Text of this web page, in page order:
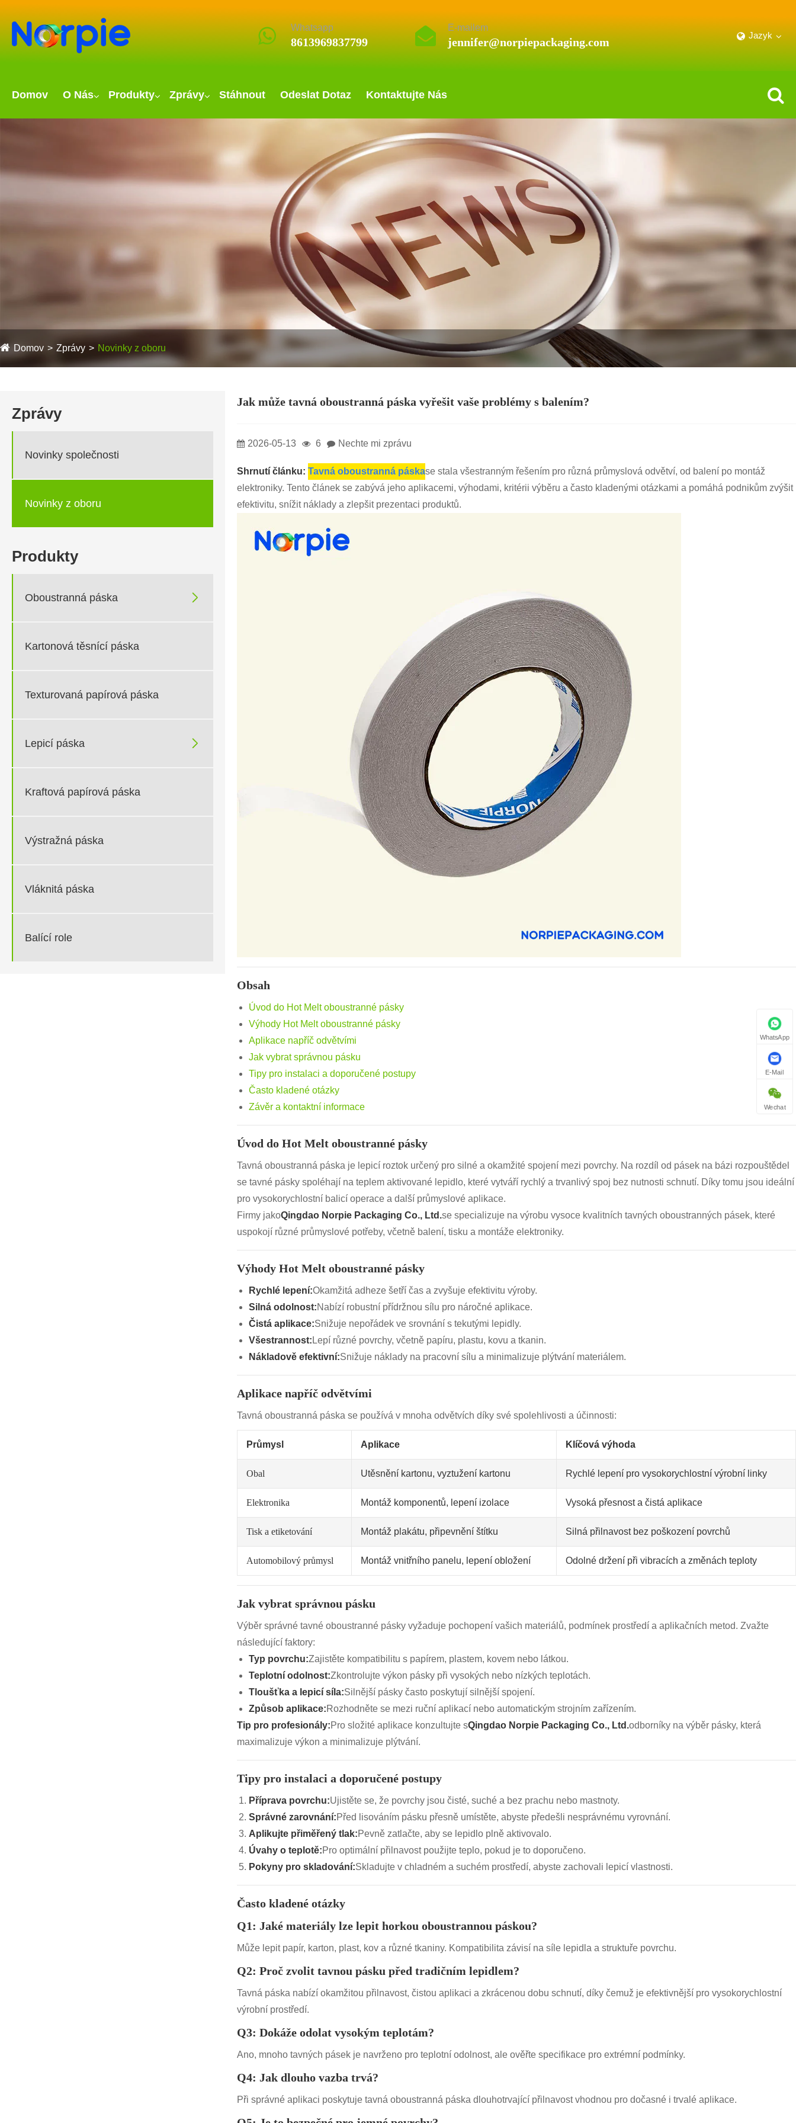
Whatsapp
8613969837799
E-mailem
jennifer@norpiepackaging.com
Jazyk
Domov O Nás Produkty Zprávy Stáhnout Odeslat Dotaz Kontaktujte Nás
Domov Zprávy Novinky z oboru
Zprávy
Novinky společnosti
Novinky z oboru
Produkty
Oboustranná páska 
Kartonová těsnící páska
Texturovaná papírová páska
Lepicí páska 
Kraftová papírová páska
Výstražná páska
Vláknitá páska
Balící role
Jak může tavná oboustranná páska vyřešit vaše problémy s balením?
2026-05-13 6 Nechte mi zprávu
Shrnutí článku: Tavná oboustranná páskase stala všestranným řešením pro různá průmyslová odvětví, od balení po montáž
elektroniky. Tento článek se zabývá jeho aplikacemi, výhodami, kritérii výběru a často kladenými otázkami a pomáhá podnikům zvýšit
efektivitu, snížit náklady a zlepšit prezentaci produktů.
Obsah
Úvod do Hot Melt oboustranné pásky
Výhody Hot Melt oboustranné pásky
Aplikace napříč odvětvími
Jak vybrat správnou pásku
Tipy pro instalaci a doporučené postupy
Často kladené otázky
Závěr a kontaktní informace
Úvod do Hot Melt oboustranné pásky
Tavná oboustranná páska je lepicí roztok určený pro silné a okamžité spojení mezi povrchy. Na rozdíl od pásek na bázi rozpouštědel
se tavné pásky spoléhají na teplem aktivované lepidlo, které vytváří rychlý a trvanlivý spoj bez nutnosti schnutí. Díky tomu jsou ideální
pro vysokorychlostní balicí operace a další průmyslové aplikace.
Firmy jakoQingdao Norpie Packaging Co., Ltd.se specializuje na výrobu vysoce kvalitních tavných oboustranných pásek, které
uspokojí různé průmyslové potřeby, včetně balení, tisku a montáže elektroniky.
Výhody Hot Melt oboustranné pásky
Rychlé lepení:Okamžitá adheze šetří čas a zvyšuje efektivitu výroby.
Silná odolnost:Nabízí robustní přídržnou sílu pro náročné aplikace.
Čistá aplikace:Snižuje nepořádek ve srovnání s tekutými lepidly.
Všestrannost: Lepí různé povrchy, včetně papíru, plastu, kovu a tkanin.
Nákladově efektivní:Snižuje náklady na pracovní sílu a minimalizuje plýtvání materiálem.
Aplikace napříč odvětvími
Tavná oboustranná páska se používá v mnoha odvětvích díky své spolehlivosti a účinnosti:
Průmysl Aplikace Klíčová výhoda
Obal Utěsnění kartonu, vyztužení kartonu Rychlé lepení pro vysokorychlostní výrobní linky
Elektronika Montáž komponentů, lepení izolace Vysoká přesnost a čistá aplikace
Tisk a etiketování Montáž plakátu, připevnění štítku Silná přilnavost bez poškození povrchů
Automobilový průmysl Montáž vnitřního panelu, lepení obložení Odolné držení při vibracích a změnách teploty
Jak vybrat správnou pásku
Výběr správné tavné oboustranné pásky vyžaduje pochopení vašich materiálů, podmínek prostředí a aplikačních metod. Zvažte
následující faktory:
Typ povrchu:Zajistěte kompatibilitu s papírem, plastem, kovem nebo látkou.
Teplotní odolnost:Zkontrolujte výkon pásky při vysokých nebo nízkých teplotách.
Tloušťka a lepicí síla:Silnější pásky často poskytují silnější spojení.
Způsob aplikace:Rozhodněte se mezi ruční aplikací nebo automatickým strojním zařízením.
Tip pro profesionály:Pro složité aplikace konzultujte sQingdao Norpie Packaging Co., Ltd.odborníky na výběr pásky, která
maximalizuje výkon a minimalizuje plýtvání.
Tipy pro instalaci a doporučené postupy
Příprava povrchu:Ujistěte se, že povrchy jsou čisté, suché a bez prachu nebo mastnoty.
Správné zarovnání:Před lisováním pásku přesně umístěte, abyste předešli nesprávnému vyrovnání.
Aplikujte přiměřený tlak:Pevně ​​zatlačte, aby se lepidlo plně aktivovalo.
Úvahy o teplotě:Pro optimální přilnavost použijte teplo, pokud je to doporučeno.
Pokyny pro skladování:Skladujte v chladném a suchém prostředí, abyste zachovali lepicí vlastnosti.
Často kladené otázky
Q1: Jaké materiály lze lepit horkou oboustrannou páskou?
Může lepit papír, karton, plast, kov a různé tkaniny. Kompatibilita závisí na síle lepidla a struktuře povrchu.
Q2: Proč zvolit tavnou pásku před tradičním lepidlem?
Tavná páska nabízí okamžitou přilnavost, čistou aplikaci a zkrácenou dobu schnutí, díky čemuž je efektivnější pro vysokorychlostní
výrobní prostředí.
Q3: Dokáže odolat vysokým teplotám?
Ano, mnoho tavných pásek je navrženo pro teplotní odolnost, ale ověřte specifikace pro extrémní podmínky.
Q4: Jak dlouho vazba trvá?
Při správné aplikaci poskytuje tavná oboustranná páska dlouhotrvající přilnavost vhodnou pro dočasné i trvalé aplikace.
WhatsApp
E-Mail
Wechat